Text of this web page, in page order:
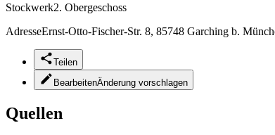
Stockwerk2. Obergeschoss
AdresseErnst-Otto-Fischer-Str. 8, 85748 Garching b.
Teilen
BearbeitenÄnderung vorschlagen
Quellen